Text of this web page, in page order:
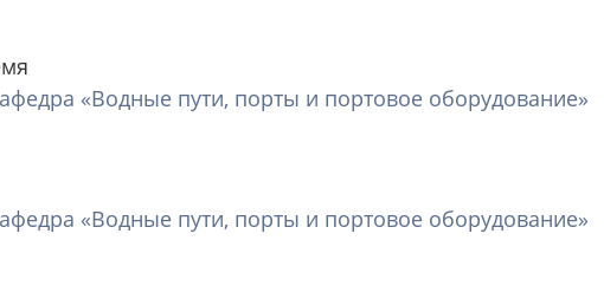
«Водные пути, порты и портовое оборудование»
«Водные пути, порты и портовое оборудование»